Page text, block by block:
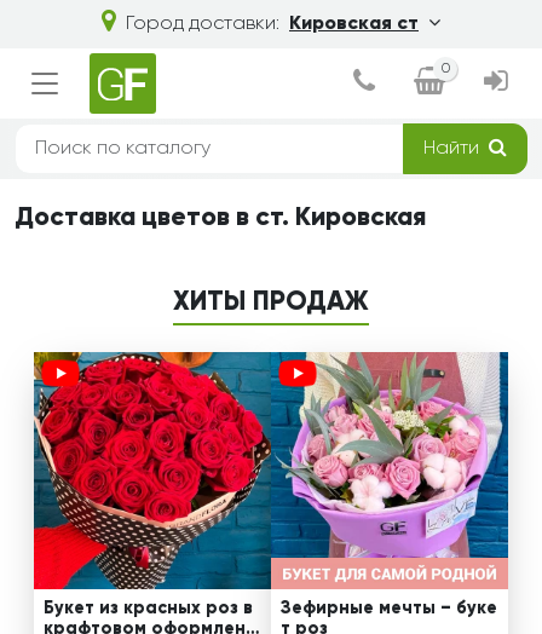
Город доставки: Кировская ст
0
Найти
Доставка цветов в ст. Кировская
ХИТЫ ПРОДАЖ
Букет из красных роз в
крафтовом оформлени
Зефирные мечты – буке
т роз